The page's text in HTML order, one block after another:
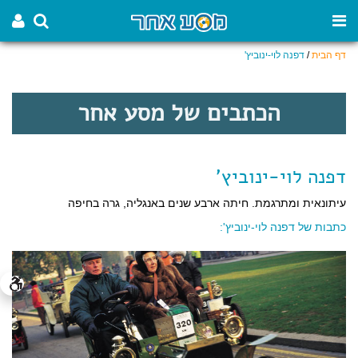
דף הבית/ דפנה לוי-ינוביץ'
הכתבים של מסע אחר
דפנה לוי-ינוביץ'
עיתונאית ומתרגמת. חיתה ארבע שנים באנגליה, גרה בחיפה
כתבות של דפנה לוי-ינוביץ':